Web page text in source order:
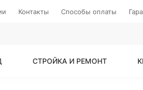
Контакты Способы оплаты
СТРОЙКА И РЕМОНТ